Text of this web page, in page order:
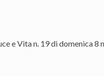
e Vita n. 19 di domenica 8